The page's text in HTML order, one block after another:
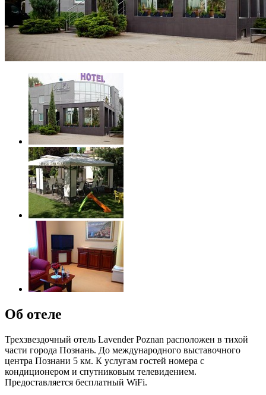
Об отеле
Трехзвездочный отель Lavender Poznan расположен в тихой
части города Познань. До международного выставочного
центра Познани 5 км. К услугам гостей номера с
кондиционером и спутниковым телевидением.
Предоставляется бесплатный WiFi.